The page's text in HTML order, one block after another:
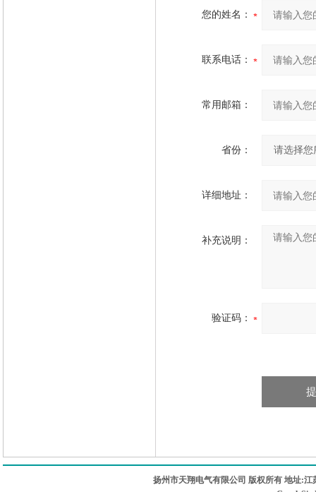
您的姓名：
联系电话：
常用邮箱：
省份：
详细地址：
补充说明：
验证码：
扬州市天翔电气有限公司 版权所有 地址: